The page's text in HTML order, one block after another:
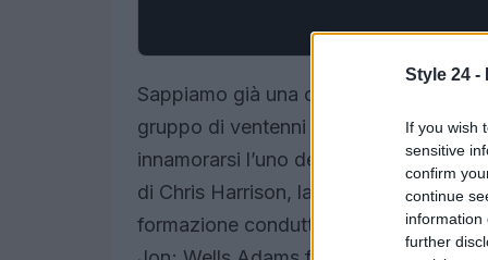
Style 24 -
If you wish
sensitive
confirm
continue
information
further
Sappiamo già una cosa dell’estate
gruppo di ventenni meravigliosi
innamorarsi l’uno dell’altro. Sì,
di Chris Harrison, la settima stagione
formazione conduttrice che include